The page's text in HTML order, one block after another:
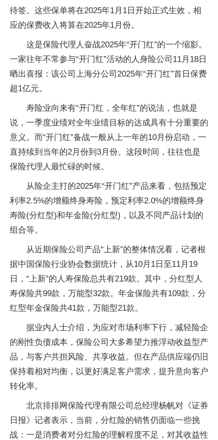
待签。这些保单将在2025年1月1日开始正式生效，相
应的保费收入将算在2025年1月份。
这是保险代理人奋战2025年“开门红”的一个缩影。
一家往年不常参与“开门红”活动的人身险公司11月18日
晒出喜报：该公司上海分公司2025年“开门红”首日保费
超1亿元。
寿险业向来有“开门红，全年红”的说法，也就是
说，一季度业绩对全年业绩目标的达成具有十分重要的
意义。而“开门红”备战一般从上一年的10月份启动，一
直持续到当年的2月份到3月份。这段时间，往往也是
保险代理人最忙碌的时候。
从险企主打的2025年“开门红”产品来看，包括预定
利率2.5%的增额终身寿险，预定利率2.0%的增额终身
寿险(分红型)和年金险(分红型)，以及不同产品计划的
组合等。
从近期保险公司产品“上新”的整体情况看，记者根
据中国保险行业协会数据统计，从10月1日至11月19
日，“上新”的人寿保险总共有219款。其中，分红型人
寿保险共99款，万能型32款。年金保险共有109款，分
红型年金保险共41款，万能型21款。
据业内人士介绍，为应对市场利率下行，减轻险企
的刚性负债成本，保险公司大多希望力推浮动收益型产
品，与客户共担风险、共享收益。但在产品供应端仍旧
保持着相对均衡，以更好满足客户需求，提升意向客户
转化率。
北京排排网保险代理有限公司总经理杨帆对《证券
日报》记者表示，当前，分红险的销售仍面临一些挑
战：一是消费者对分红险的理解程度不足，对其收益性